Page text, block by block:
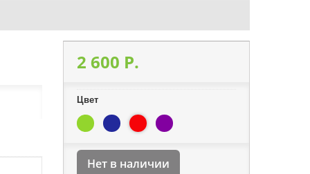
2 600 P.
Цвет
Нет в наличии